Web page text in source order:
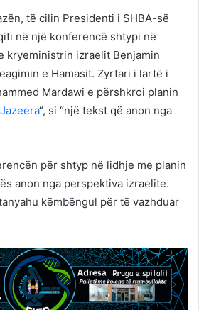
të cilin Presidenti i SHBA-së
në një konferencë shtypi në
kryeministrin izraelit Benjamin
e Hamasit. Zyrtari i lartë i
Mardawi e përshkroi planin
“, si “një tekst që anon nga
për shtyp në lidhje me planin
anon nga perspektiva izraelite.
këmbëngul për të vazhduar